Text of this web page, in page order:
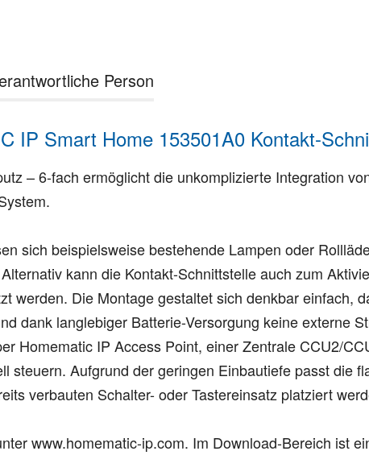
Person
IP Smart Home 153501A0 Kontakt-
– 6-fach ermöglicht die unkomplizierte Integration
sich beispielsweise bestehende Lampen oder
kann die Kontakt-Schnittstelle auch zum
werden. Die Montage gestaltet sich denkbar einfach,
dank langlebiger Batterie-Versorgung keine externe
Homematic IP Access Point, einer Zentrale CCU2/
steuern. Aufgrund der geringen Einbautiefe passt die
verbauten Schalter- oder Tastereinsatz platziert
www.homematic-ip.com. Im Download-Bereich ist